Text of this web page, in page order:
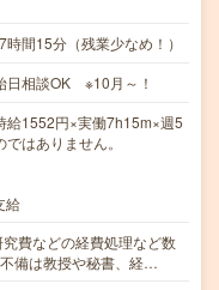
間15分（残業少なめ！）
相談OK ※10月～！
1552円×実働7h15m×週5
はありません。
給
費などの経費処理など数
備は教授や秘書、経…